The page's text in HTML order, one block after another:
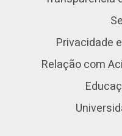
Privacidade
Relação com